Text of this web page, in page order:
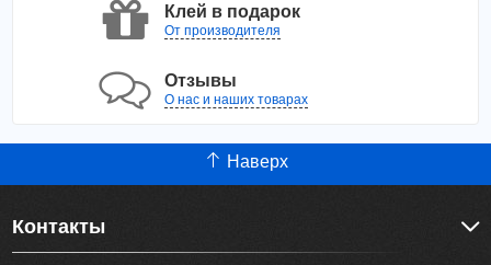
Клей в подарок
От производителя
Отзывы
О нас и наших товарах
Наверх
Контакты